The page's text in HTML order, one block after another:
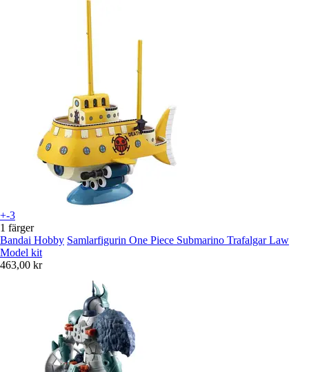
+-3
1 färger
Bandai Hobby Samlarfigurin One Piece Submarino Trafalgar Law
Model kit
463,00 kr